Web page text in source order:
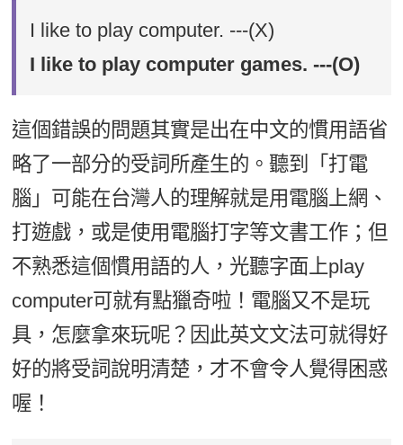
I like to play computer. ---(X)
I like to play computer games. ---(O)
這個錯誤的問題其實是出在中文的慣用語省
略了一部分的受詞所產生的。聽到「打電
腦」可能在台灣人的理解就是用電腦上網、
打遊戲，或是使用電腦打字等文書工作；但
不熟悉這個慣用語的人，光聽字面上play
computer可就有點獵奇啦！電腦又不是玩
具，怎麼拿來玩呢？因此英文文法可就得好
好的將受詞說明清楚，才不會令人覺得困惑
喔！